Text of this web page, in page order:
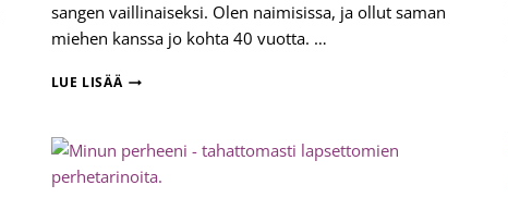
sangen vaillinaiseksi. Olen naimisissa, ja ollut saman
miehen kanssa jo kohta 40 vuotta. …
LUE LISÄÄ SILJAN
VALOKUVANÄYTTELY